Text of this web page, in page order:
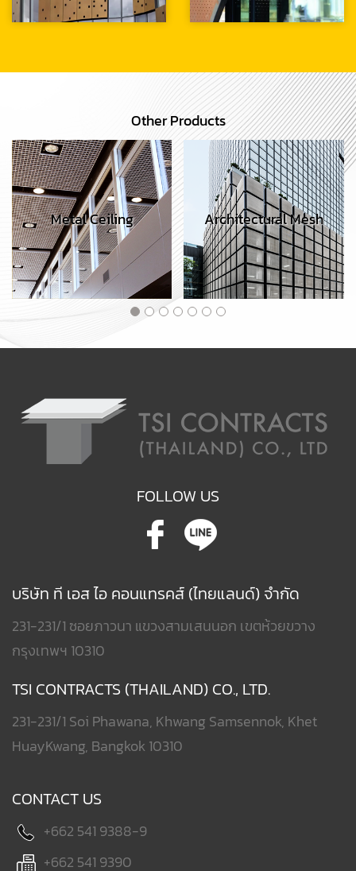
Other Products
Metal Ceiling Architectural Mesh
FOLLOW US
บริษัท ที เอส ไอ คอนแทรคส์ (ไทยแลนด์) จำกัด
231-231/1 ซอยภาวนา แขวงสามเสนนอก เขตห้วยขวาง
กรุงเทพฯ 10310
TSI CONTRACTS (THAILAND) CO., LTD.
231-231/1 Soi Phawana, Khwang Samsennok, Khet
HuayKwang, Bangkok 10310
CONTACT US
+662 541 9388-9
+662 541 9390